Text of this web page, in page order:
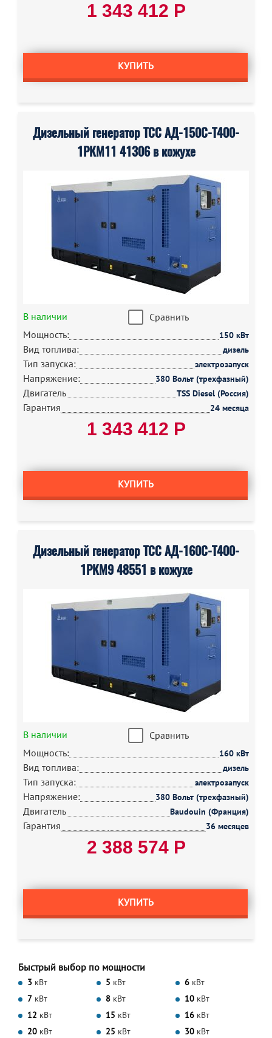
1 343 412 Р
КУПИТЬ
Дизельный генератор ТСС АД-150С-Т400-
1РКМ11 41306 в кожухе
В наличии
Сравнить
Мощность:
150 кВт
Вид топлива: дизель
Тип запуска: электрозапуск
Напряжение: 380 Вольт (трехфазный)
Двигатель TSS Diesel (Россия)
Гарантия 24 месяца
1 343 412 Р
КУПИТЬ
Дизельный генератор ТСС АД-160С-Т400-
1РКМ9 48551 в кожухе
В наличии
Сравнить
Мощность:
160 кВт
Вид топлива: дизель
Тип запуска: электрозапуск
Напряжение: 380 Вольт (трехфазный)
Двигатель Baudouin (Франция)
Гарантия 36 месяцев
2 388 574 Р
КУПИТЬ
Быстрый выбор по мощности
3 кВт 5 кВт 6 кВт
7 кВт 8 кВт 10 кВт
12 кВт 15 кВт 16 кВт
20 кВт 25 кВт 30 кВт